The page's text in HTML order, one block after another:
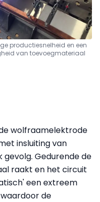
productiesnelheid en een
van toevoegmateriaal
wolfraamelektrode
insluiting van
gevolg. Gedurende de
raakt en het circuit
een extreem
de